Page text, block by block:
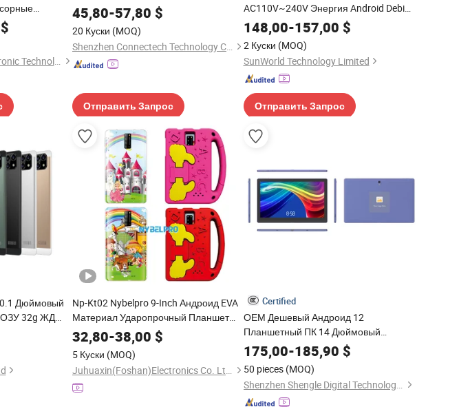
Rk3566
$
Shenzhen Shinho Electronic Technology Co., Ltd
металлический корпус Большая
батарея 4G Андроид планшет с
слотом для SIM-карты
45,80-57,80 $
20 Куски (MOQ)
Shenzhen Connectech Technology Co., Ltd.
Отправить Запрос
AC110V~240V Энергия Android Debian
Умный дом Управление планшетом
148,00-157,00 $
2 Куски (MOQ)
SunWorld Technology Limited
Отправить Запрос
Дюймовый
ОЗУ 32g ЖД
ПК GPS
Офиса
Np-Kt02 Nybelpro 9-Inch Андроид EVA
Материал Ударопрочный Планшет
Для Детей Развлекательный Планшет
Яркий Детский Планшет Подарок Для
Детей
32,80-38,00 $
5 Куски (MOQ)
Juhuaxin(Foshan)Electronics Co. Ltd.
Certified
ОЕМ Дешевый Андроид 12
Планшетный ПК 14 Дюймовый
Планшетный ПК Андроид Октя Ядро
Мтк 6797 ПДА 128GB LTE WiFi Бизнес
Планшет Телефон
175,00-185,90 $
50 pieces (MOQ)
Shenzhen Shengle Digital Technology Co., Ltd.